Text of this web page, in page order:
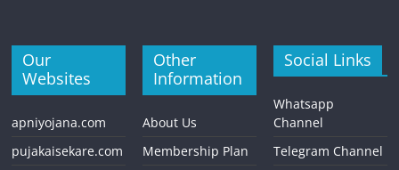
Our
Websites
apniyojana.com
pujakaisekare.com
Other
Information
About Us
Membership Plan
Social Links
Whatsapp
Channel
Telegram Channel